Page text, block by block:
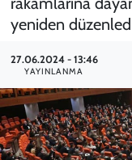
yeniden
27.06.2024 - 13:46
YAYINLANMA